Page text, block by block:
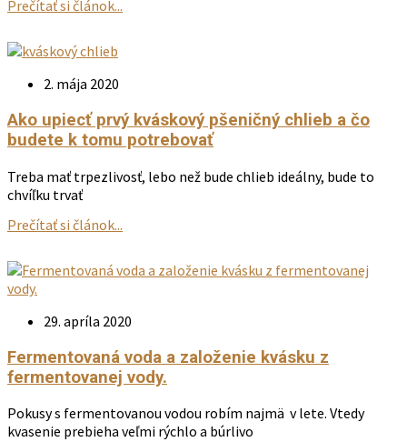
Prečítať si článok...
2. mája 2020
Ako upiecť prvý kváskový pšeničný chlieb a čo
budete k tomu potrebovať
Treba mať trpezlivosť, lebo než bude chlieb ideálny, bude to
chvíľku trvať
Prečítať si článok...
29. apríla 2020
Fermentovaná voda a založenie kvásku z
fermentovanej vody.
Pokusy s fermentovanou vodou robím najmä v lete. Vtedy
kvasenie prebieha veľmi rýchlo a búrlivo